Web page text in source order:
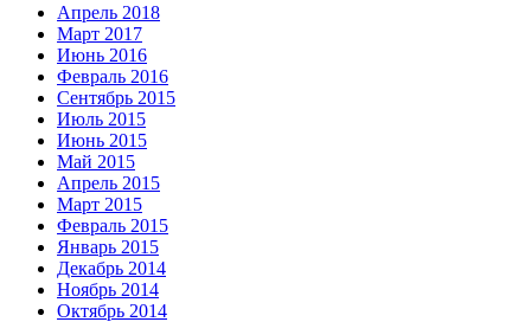
Апрель 2018
Март 2017
Июнь 2016
Февраль 2016
Сентябрь 2015
Июль 2015
Июнь 2015
Май 2015
Апрель 2015
Март 2015
Февраль 2015
Январь 2015
Декабрь 2014
Ноябрь 2014
Октябрь 2014